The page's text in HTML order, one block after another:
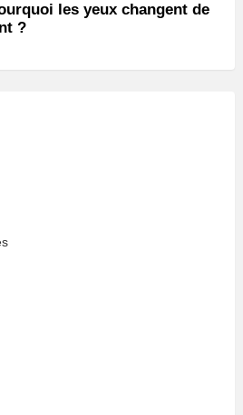
les yeux changent de
?